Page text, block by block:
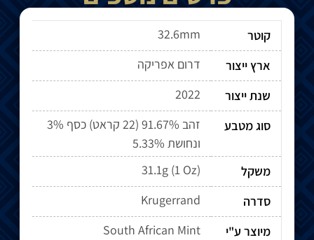
קוטר
32.6mm
ארץ ייצור
דרום אפריקה
שנת ייצור
2022
סוג מטבע
זהב 91.67% (22 קראט) כסף 3%
ונחושת 5.33%
משקל
31.1g (1 Oz)
סדרה
Krugerrand
מיוצר ע"י
South African Mint